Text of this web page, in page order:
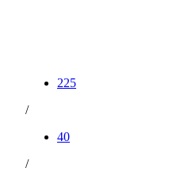
225
/
40
/